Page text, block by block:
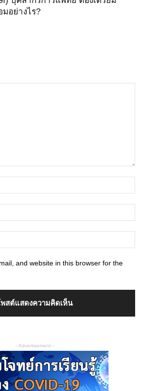
มอย่างไร?
and website in this browser for the
- Advertisement -